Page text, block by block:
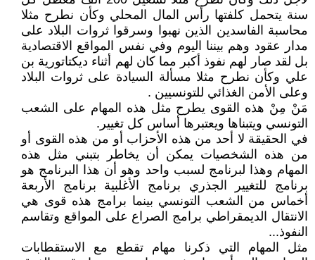
سنة يتحمل كلفتها رأس المال المحلي وكأن نطرح مثلا
محاسبة الفاسدين الذين نهبوا وسرقوا ثروات البلاد على
مدار عقود وهم بيننا اليوم وفي نفس المواقع الاقتصادية
بل لقد صار لهم نفوذ أكبر مما كان لهم أثناء ديكتاتورية بن
علي وكأن نطرح مثلا مسألة السيادة على ثروات البلاد
وعلى الأمن الغذائي للتونسيين .
مَنْ مِنْ هذه القوى يطرح مثل هذه المهام على الشعب
التونسي ويتبناها ويعتبرها أساس كل تغيير.
في الحقيقة لا أحد من هذه الأحزاب أو من هذه القوى أو
من هذه الشخصيات يمكن أن يخاطر بتبني مثل هذه
المهام وهذا لبرنامج لسبب واحد وهو أن هذا البرنامج هو
برنامج للتغيير الجذري برنامج الأغلبية برنامج الأربعة
أخماس من الشعب التونسي بينما برامج هذه قوى هي
الانتقال الديمقراطي برامج الصراع على المواقع وتقاسم
النفوذ...
مثل المهام التي ذكرنا مهام تقطع مع الاستقطابات